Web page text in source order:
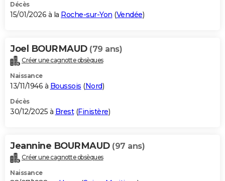
Décès
15/01/2026 à la Roche-sur-Yon (Vendée)
Joel BOURMAUD (79 ans)
Créer une cagnotte obsèques
Naissance
13/11/1946 à Boussois (Nord)
Décès
30/12/2025 à Brest(Finistère)
Jeannine BOURMAUD (97 ans)
Créer une cagnotte obsèques
Naissance